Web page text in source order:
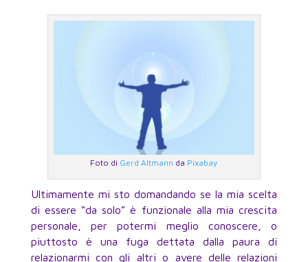
Foto di Gerd Altmann da Pixabay
Ultimamente mi sto domandando se la mia scelta
di essere “da solo” è funzionale alla mia crescita
personale, per potermi meglio conoscere, o
piuttosto è una fuga dettata dalla paura di
relazionarmi con gli altri o avere delle relazioni